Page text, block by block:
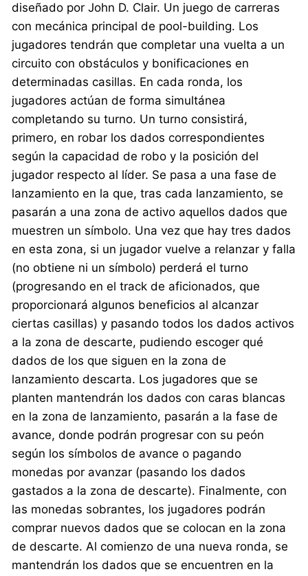
diseñado por John D. Clair. Un juego de carreras
con mecánica principal de pool-building. Los
jugadores tendrán que completar una vuelta a un
circuito con obstáculos y bonificaciones en
determinadas casillas. En cada ronda, los
jugadores actúan de forma simultánea
completando su turno. Un turno consistirá,
primero, en robar los dados correspondientes
según la capacidad de robo y la posición del
jugador respecto al líder. Se pasa a una fase de
lanzamiento en la que, tras cada lanzamiento, se
pasarán a una zona de activo aquellos dados que
muestren un símbolo. Una vez que hay tres dados
en esta zona, si un jugador vuelve a relanzar y falla
(no obtiene ni un símbolo) perderá el turno
(progresando en el track de aficionados, que
proporcionará algunos beneficios al alcanzar
ciertas casillas) y pasando todos los dados activos
a la zona de descarte, pudiendo escoger qué
dados de los que siguen en la zona de
lanzamiento descarta. Los jugadores que se
planten mantendrán los dados con caras blancas
en la zona de lanzamiento, pasarán a la fase de
avance, donde podrán progresar con su peón
según los símbolos de avance o pagando
monedas por avanzar (pasando los dados
gastados a la zona de descarte). Finalmente, con
las monedas sobrantes, los jugadores podrán
comprar nuevos dados que se colocan en la zona
de descarte. Al comienzo de una nueva ronda, se
mantendrán los dados que se encuentren en la